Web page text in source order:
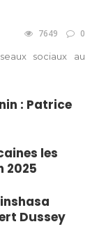
7649 0
sociaux au
: Patrice
les
2025
Dussey